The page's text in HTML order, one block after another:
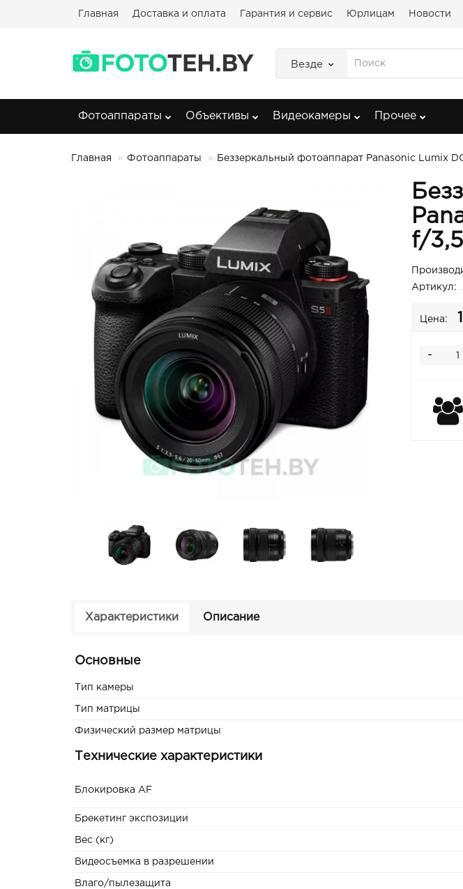
Главная Доставка и оплата Гарантия и сервис Юрлицам Новости
Везде
Фотоаппараты Объективы Видеокамеры Прочее
Главная Фотоаппараты Беззеркальный фотоаппарат Panasonic Lumix
f/
Артикул:
Цена:
-
Характеристики Описание
Основные
Тип камеры
Тип матрицы
Физический размер матрицы
Технические характеристики
Блокировка AF
Брекетинг экспозиции
Вес (кг)
Видеосъемка в разрешении
Влаго/пылезащита